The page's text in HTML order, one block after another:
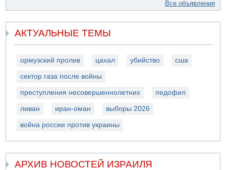
Все объявления
АКТУАЛЬНЫЕ ТЕМЫ
ормузский пролив цахал убийство сша
сектор газа после войны
преступления несовершеннолетних педофил
ливан иран-оман выборы 2026
война россии против украины
АРХИВ НОВОСТЕЙ ИЗРАИЛЯ